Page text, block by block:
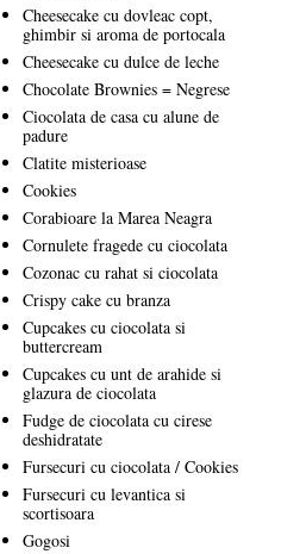
Cheesecake cu dovleac copt,
ghimbir si aroma de portocala
Cheesecake cu dulce de leche
Chocolate Brownies = Negrese
Ciocolata de casa cu alune de
padure
Clatite misterioase
Cookies
Corabioare la Marea Neagra
Cornulete fragede cu ciocolata
Cozonac cu rahat si ciocolata
Crispy cake cu branza
Cupcakes cu ciocolata si
buttercream
Cupcakes cu unt de arahide si
glazura de ciocolata
Fudge de ciocolata cu cirese
deshidratate
Fursecuri cu ciocolata / Cookies
Fursecuri cu levantica si
scortisoara
Gogosi